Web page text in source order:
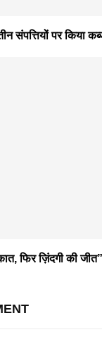
संपत्तियों पर किया
फिर ज़िंदगी की जीत”